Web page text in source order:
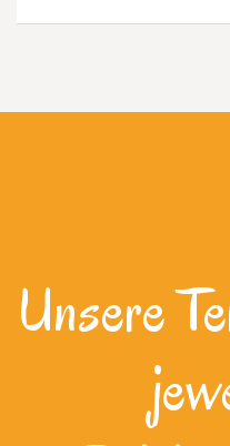
Unsere